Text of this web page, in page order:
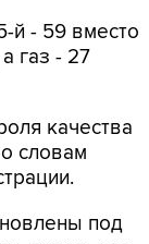
й - 59 вместо
газ - 27
качества
словам
под